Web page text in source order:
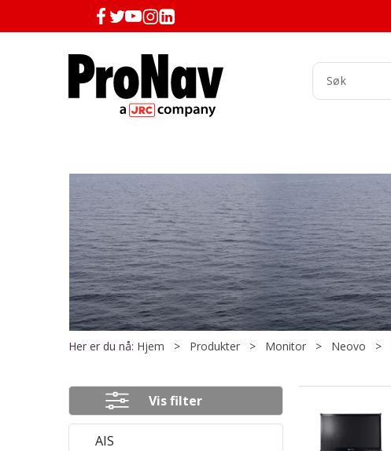
Produkter
Her er du nå: Hjem > Produkter > Monitor > Neovo >
Vis filter
AIS